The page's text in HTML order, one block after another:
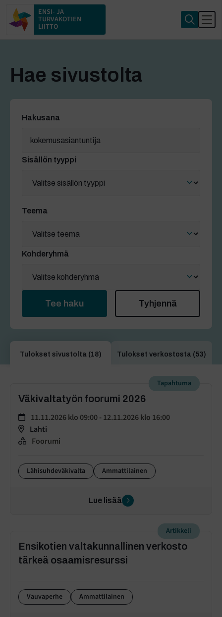
ENSI- JA
TURVAKOTIEN
LIITTO
Hae sivustolta
Hakusana
Sisällön tyyppi
Teema
Kohderyhmä
Tee haku Tyhjennä
Tulokset sivustolta (18) Tulokset verkostosta (53)
Tapahtuma
Väkivaltatyön foorumi 2026
11.11.2026 klo 09:00 - 12.11.2026 klo 16:00
Lahti
Foorumi
Lähisuhdeväkivalta Ammattilainen
Lue lisää
Artikkeli
Ensikotien valtakunnallinen verkosto
tärkeä osaamisresurssi
Vauvaperhe Ammattilainen